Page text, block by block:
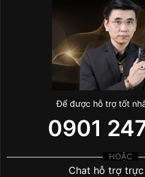
Để được hỗ trợ tốt
0901
HOẶC
Chat hỗ trợ